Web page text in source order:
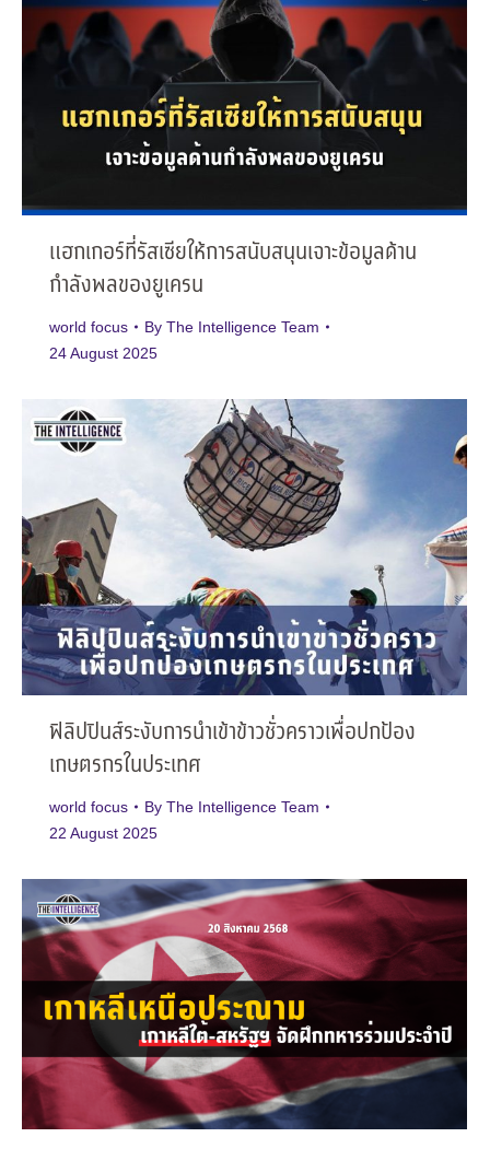
แฮกเกอร์ที่รัสเซียให้การสนับสนุนเจาะข้อมูลด้าน
กำลังพลของยูเครน
world focus By The Intelligence Team
24 August 2025
ฟิลิปปินส์ระงับการนำเข้าข้าวชั่วคราวเพื่อปกป้อง
เกษตรกรในประเทศ
world focus By The Intelligence Team
22 August 2025